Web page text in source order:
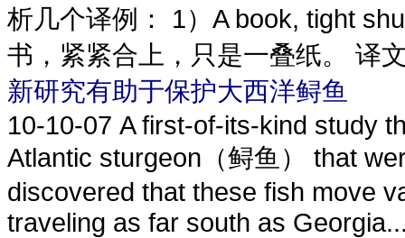
析几个译例： 1）A book, tight
书，紧紧合上，只是一叠纸。 译
新研究有助于保护大西洋鲟鱼
10-10-07 A first-of-its-kind study
Atlantic sturgeon（鲟鱼） that
discovered that these fish move
traveling as far south as